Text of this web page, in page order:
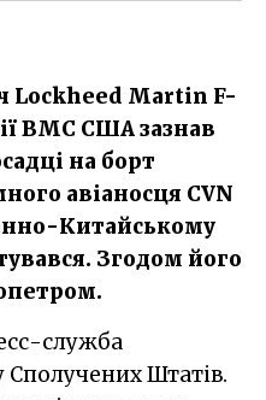
Lockheed Martin F-
ВМС США зазнав
на борт
авіаносця CVN
Китайському
Згодом його
Штатів.